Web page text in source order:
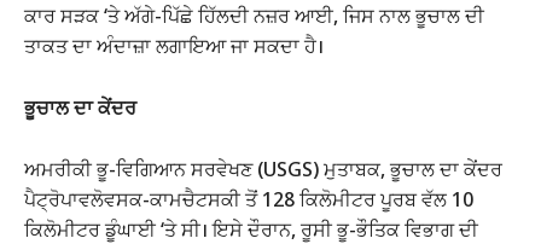
ਕਾਰ ਸੜਕ ‘ਤੇ ਅੱਗੇ-ਪਿੱਛੇ ਹਿੱਲਦੀ ਨਜ਼ਰ ਆਈ, ਜਿਸ ਨਾਲ ਭੂਚਾਲ ਦੀ
ਤਾਕਤ ਦਾ ਅੰਦਾਜ਼ਾ ਲਗਾਇਆ ਜਾ ਸਕਦਾ ਹੈ।
ਭੂਚਾਲ ਦਾ ਕੇਂਦਰ
ਅਮਰੀਕੀ ਭੂ-ਵਿਗਿਆਨ ਸਰਵੇਖਣ (USGS) ਮੁਤਾਬਕ, ਭੂਚਾਲ ਦਾ ਕੇਂਦਰ
ਪੈਟ੍ਰੋਪਾਵਲੋਵਸਕ-ਕਾਮਚੈਟਸਕੀ ਤੋਂ 128 ਕਿਲੋਮੀਟਰ ਪੂਰਬ ਵੱਲ 10
ਕਿਲੋਮੀਟਰ ਡੂੰਘਾਈ ‘ਤੇ ਸੀ। ਇਸੇ ਦੌਰਾਨ, ਰੂਸੀ ਭੂ-ਭੌਤਿਕ ਵਿਭਾਗ ਦੀ